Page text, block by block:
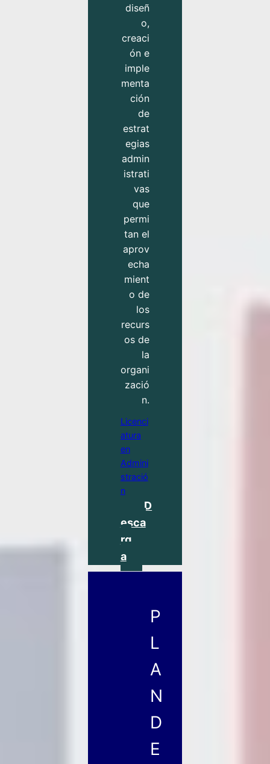
diseñ
o,
creaci
ón e
imple
menta
ción
de
estrat
egias
admin
istrati
vas
que
permi
tan el
aprov
echa
mient
o de
los
recurs
os de
la
organi
zació
n.
Licenci
atura
en
Admini
stració
n
D
esca
rg
a
P
L
A
N
D
E